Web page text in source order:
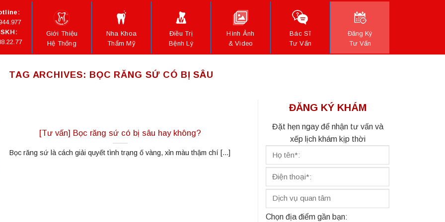
Giới Thiệu
Hệ Thống
Nha Khoa
Thẩm Mỹ
Điều Trị
Bệnh Lý
Hình Ảnh
& Video
Bác Sĩ
Tư Vấn
Đăng Ký
Tư Vấn
TAG ARCHIVES: BỌC RĂNG SỨ CÓ BỊ SÂU
[Tư vấn] Bọc răng sứ có bị sâu hay không?
Bọc răng sứ là cách giải quyết tình trạng ố vàng, xỉn màu thậm chí [...]
ĐĂNG KÝ KHÁM
Đặt hẹn ngay để nhận tư vấn và
xếp lịch khám kịp thời
Chọn địa điểm gần bạn: